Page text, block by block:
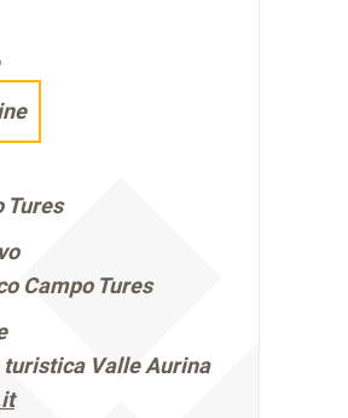
Tures
Campo Tures
Valle Aurina